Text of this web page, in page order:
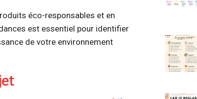
éco-responsables et en
est essentiel pour identifier
de votre environnement